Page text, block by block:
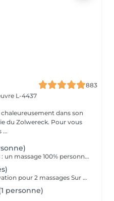
883
L-4437
dans son
du Zolwereck. Pour vous
...
Le Massage Sur Mesure Maanos : un massage 100% personnalisé en fonction de vos besoins et de vos envies !
Le massage DUO est une réservation pour 2 massages Sur Mesure, en même temps dans la même cabine. Les 2 personnes pourront personnaliser leurs massages en fonction de leurs envies. Possibilité de demander 2 cabines séparées en arrivant sur place.
personne)